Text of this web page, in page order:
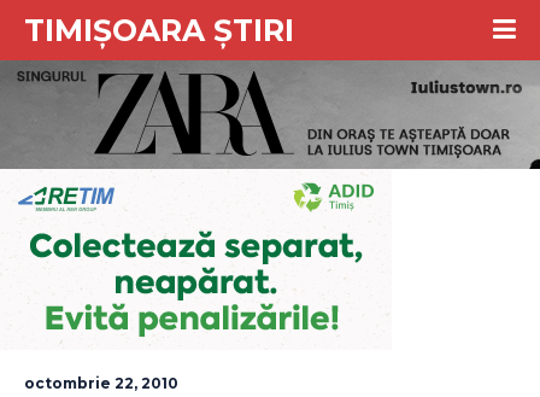
TIMIȘOARA ȘTIRI
octombrie 22, 2010